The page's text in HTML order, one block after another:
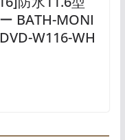
BATH-MONI
W116-WH